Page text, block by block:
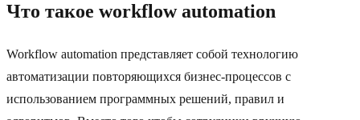
Что такое workflow automation
Workflow automation представляет собой технологию
автоматизации повторяющихся бизнес-процессов с
использованием программных решений, правил и